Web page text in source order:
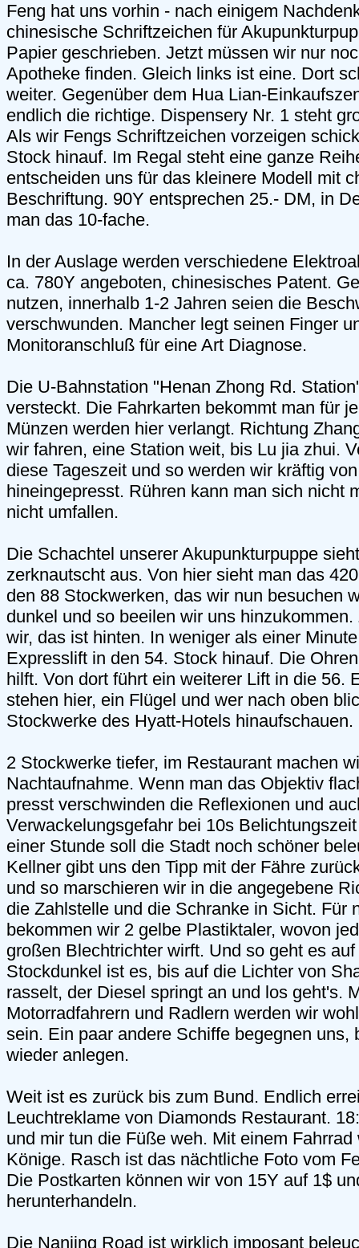
Feng hat uns vorhin - nach einigem
chinesische Schriftzeichen für
Papier geschrieben. Jetzt müssen wir nur
Apotheke finden. Gleich links ist eine. Dort
weiter. Gegenüber dem Hua Lian-
endlich die richtige. Dispensery Nr. 1 steht
Als wir Fengs Schriftzeichen vorzeigen
Stock hinauf. Im Regal steht eine ganze
entscheiden uns für das kleinere Modell mit
Beschriftung. 90Y entsprechen 25.- DM, in
man das 10-fache.
In der Auslage werden verschiedene
ca. 780Y angeboten, chinesisches Patent.
nutzen, innerhalb 1-2 Jahren seien die
verschwunden. Mancher legt seinen Finger
Monitoranschluß für eine Art Diagnose.
Die U-Bahnstation "Henan Zhong Rd.
versteckt. Die Fahrkarten bekommt man für
Münzen werden hier verlangt. Richtung
wir fahren, eine Station weit, bis Lu jia zhui.
diese Tageszeit und so werden wir kräftig
hineingepresst. Rühren kann man sich nicht
nicht umfallen.
Die Schachtel unserer Akupunkturpuppe
zerknautscht aus. Von hier sieht man das
den 88 Stockwerken, das wir nun besuchen
dunkel und so beeilen wir uns
wir, das ist hinten. In weniger als einer
Expresslift in den 54. Stock hinauf. Die
hilft. Von dort führt ein weiterer Lift in die 56.
stehen hier, ein Flügel und wer nach oben
Stockwerke des Hyatt-Hotels hinaufschauen.
2 Stockwerke tiefer, im Restaurant machen
Nachtaufnahme. Wenn man das Objektiv
presst verschwinden die Reflexionen und
Verwackelungsgefahr bei 10s
einer Stunde soll die Stadt noch schöner
Kellner gibt uns den Tipp mit der Fähre
und so marschieren wir in die angegebene
die Zahlstelle und die Schranke in Sicht. Für
bekommen wir 2 gelbe Plastiktaler, wovon
großen Blechtrichter wirft. Und so geht es
Stockdunkel ist es, bis auf die Lichter von
rasselt, der Diesel springt an und los geht's.
Motorradfahrern und Radlern werden wir
sein. Ein paar andere Schiffe begegnen uns,
wieder anlegen.
Weit ist es zurück bis zum Bund. Endlich
Leuchtreklame von Diamonds Restaurant.
und mir tun die Füße weh. Mit einem
Könige. Rasch ist das nächtliche Foto vom
Die Postkarten können wir von 15Y auf 1$
herunterhandeln.
Die Nanjing Road ist wirklich imposant